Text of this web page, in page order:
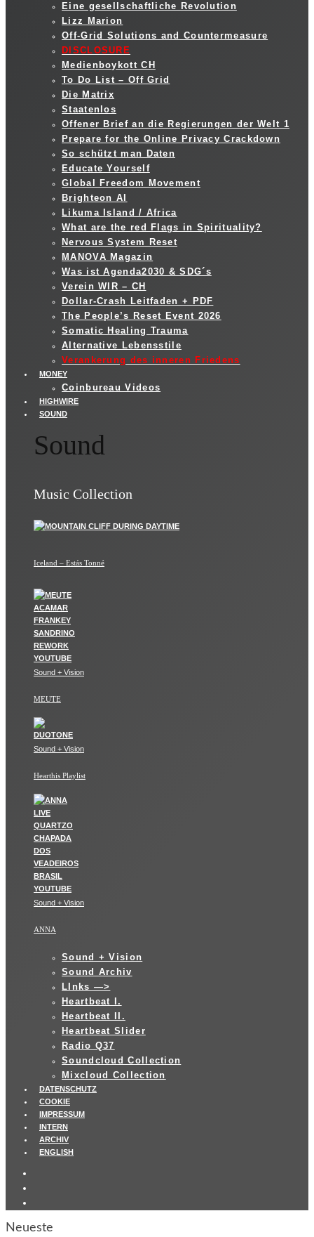
Eine gesellschaftliche Revolution
Lizz Marion
Off-Grid Solutions and Countermeasure
DISCLOSURE
Medienboykott CH
To Do List – Off Grid
Die Matrix
Staatenlos
Offener Brief an die Regierungen der Welt 1
Prepare for the Online Privacy Crackdown
So schützt man Daten
Educate Yourself
Global Freedom Movement
Brighteon AI
Likuma Island / Africa
What are the red Flags in Spirituality?
Nervous System Reset
MANOVA Magazin
Was ist Agenda2030 & SDG´s
Verein WIR – CH
Dollar-Crash Leitfaden + PDF
The People’s Reset Event 2026
Somatic Healing Trauma
Alternative Lebensstile
Verankerung des inneren Friedens
MONEY
Coinbureau Videos
HIGHWIRE
SOUND
Sound
Music Collection
Iceland – Estás Tonné
Sound + Vision
MEUTE
Sound + Vision
Hearthis Playlist
Sound + Vision
ANNA
Sound + Vision
Sound Archiv
LInks —>
Heartbeat I.
Heartbeat II.
Heartbeat Slider
Radio Q37
Soundcloud Collection
Mixcloud Collection
DATENSCHUTZ
COOKIE
IMPRESSUM
INTERN
ARCHIV
ENGLISH
Neueste